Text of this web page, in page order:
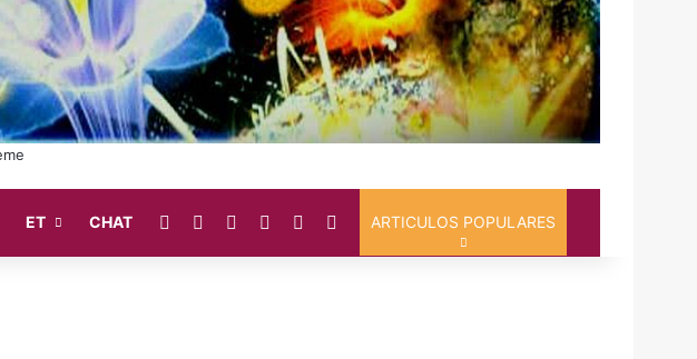
ET CHAT FacebookYouTubeInstagramArtículo Aleatorio
Switch skin
BuscarARTICULOS POPULARES